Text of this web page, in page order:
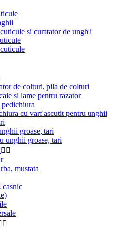
si curatator de unghii
de colturi, pila de colturi
si lame pentru razator
pedichiura
cu varf ascutit pentru unghii
groase, tari
unghii groase, tari
 
mustata
casnic
